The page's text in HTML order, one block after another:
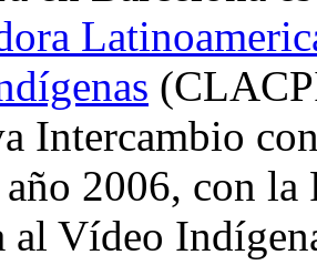
Intercambio
2006, con
al Vídeo